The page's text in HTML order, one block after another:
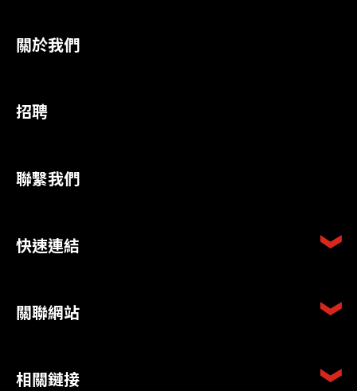
關於我們
招聘
聯繫我們
快速連結
關聯網站
相關鏈接